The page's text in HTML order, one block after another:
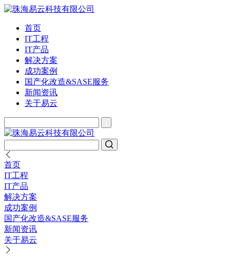
首页
IT工程
IT产品
解决方案
成功案例
国产化改造&SASE服务
新闻资讯
关于易云
首页
IT工程
IT产品
解决方案
成功案例
国产化改造&SASE服务
新闻资讯
关于易云